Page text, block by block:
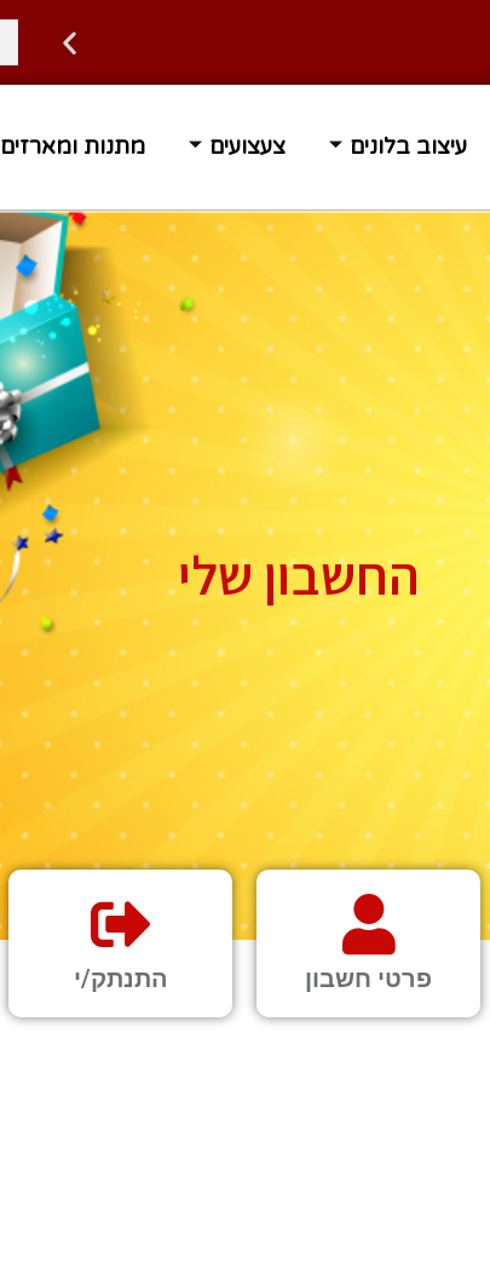
זמן אספקה 1-3 ימי עסקים
עיצוב בלונים צעצועים מתנות ומארזים
החשבון שלי
פרטי חשבון התנתק/י